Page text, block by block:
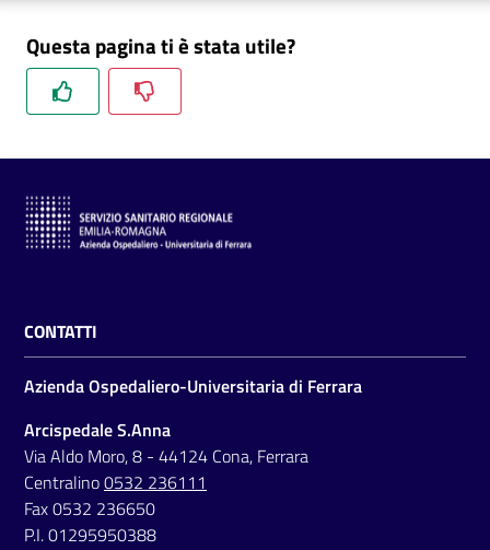
m
i
n
s
r
a
z
i
e
t
r
a
s
p
a
r
e
Questa pagina ti è stata utile?
CONTATTI
Azienda Ospedaliero-Universitaria di Ferrara
Arcispedale S.Anna
Via Aldo Moro, 8 - 44124 Cona, Ferrara
Centralino0532 236111
Fax 0532 236650
P.I. 01295950388